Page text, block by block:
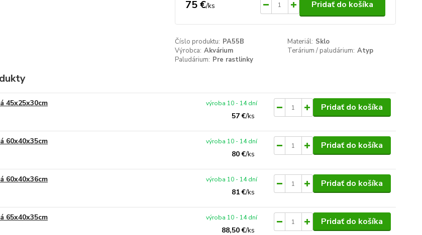
75 €/ks Pridať do košíka
Číslo produktu: PA55B Materiál: Sklo
Výrobca: Akvárium Terárium / paludárium: Atyp
Paludárium: Pre rastlinky
45x25x30cm
57 €/ks
výroba 10 - 14 dní Pridať do košíka
60x40x35cm
80 €/ks
výroba 10 - 14 dní Pridať do košíka
60x40x36cm
81 €/ks
výroba 10 - 14 dní Pridať do košíka
65x40x35cm
88,50 €/ks
výroba 10 - 14 dní Pridať do košíka